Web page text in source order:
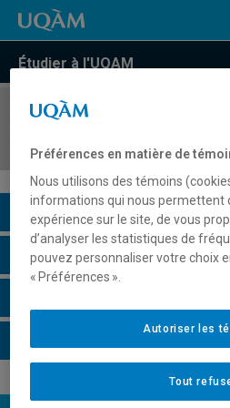
Étudier à l'UQAM
COURS//
Description du cours
Horaire - Été 2026
Préférences en matière de
Nous utilisons des témoins
informations qui nous permettent
expérience sur le site, de vous
d’analyser les statistiques de
pouvez personnaliser votre choix
« Préférences ».
Tout
Autoriser les